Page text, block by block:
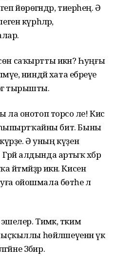
йөрөгәндәр, тиерһең. Ә
күрһәләр,
саҡыртты икән? Һуңғы
ниндәй хата ебәреүе
тырышты.
онотоп торсо әле! Кисә
һыпыртҡайны бит. Быны
күрҙе. Ә уның күҙенә
алдында артыҡ хәбәр
әйтмәйҙәр икән. Кисен
ойошмала бөтәһе лә
Тимәк, тәким
һөйләшеүенән үк
Зәбир.